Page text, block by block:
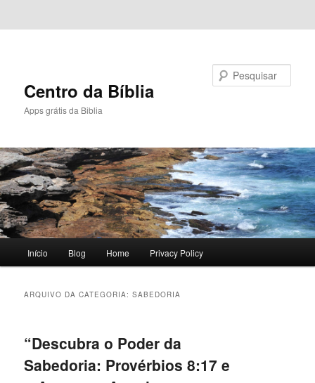
Centro da Bíblia
Apps grátis da Biblia
principal
Início Blog Home Privacy Policy
ARQUIVO DA CATEGORIA:SABEDORIA
“Descubra o Poder da
Sabedoria: Provérbios 8:17 e